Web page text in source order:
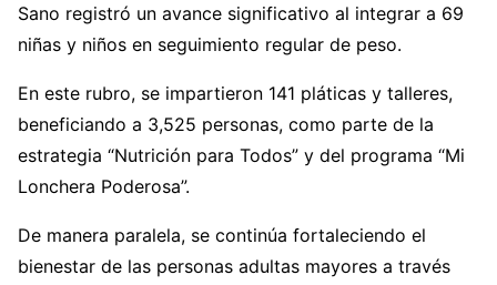
Sano registró un avance significativo al integrar a 69
niñas y niños en seguimiento regular de peso.
En este rubro, se impartieron 141 pláticas y talleres,
beneficiando a 3,525 personas, como parte de la
estrategia “Nutrición para Todos” y del programa “Mi
Lonchera Poderosa”.
De manera paralela, se continúa fortaleciendo el
bienestar de las personas adultas mayores a través